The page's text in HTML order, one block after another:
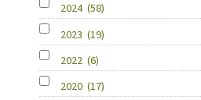
2024 (58)
2023 (19)
2022 (6)
2020 (17)